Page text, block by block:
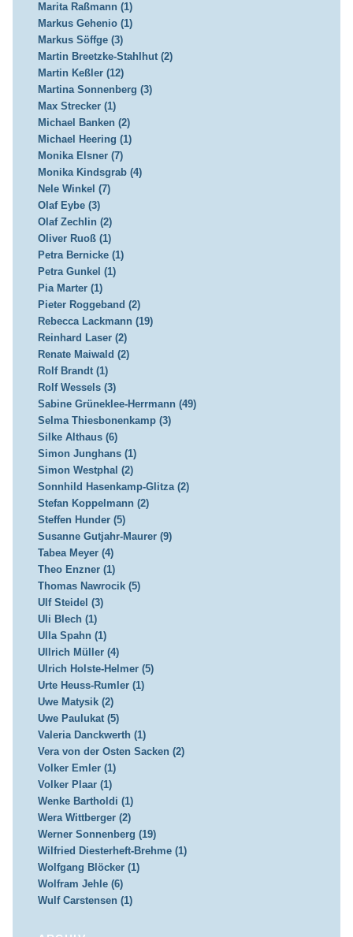
Marita Raßmann (1)
Markus Gehenio (1)
Markus Söffge (3)
Martin Breetzke-Stahlhut (2)
Martin Keßler (12)
Martina Sonnenberg (3)
Max Strecker (1)
Michael Banken (2)
Michael Heering (1)
Monika Elsner (7)
Monika Kindsgrab (4)
Nele Winkel (7)
Olaf Eybe (3)
Olaf Zechlin (2)
Oliver Ruoß (1)
Petra Bernicke (1)
Petra Gunkel (1)
Pia Marter (1)
Pieter Roggeband (2)
Rebecca Lackmann (19)
Reinhard Laser (2)
Renate Maiwald (2)
Rolf Brandt (1)
Rolf Wessels (3)
Sabine Grüneklee-Herrmann (49)
Selma Thiesbonenkamp (3)
Silke Althaus (6)
Simon Junghans (1)
Simon Westphal (2)
Sonnhild Hasenkamp-Glitza (2)
Stefan Koppelmann (2)
Steffen Hunder (5)
Susanne Gutjahr-Maurer (9)
Tabea Meyer (4)
Theo Enzner (1)
Thomas Nawrocik (5)
Ulf Steidel (3)
Uli Blech (1)
Ulla Spahn (1)
Ullrich Müller (4)
Ulrich Holste-Helmer (5)
Urte Heuss-Rumler (1)
Uwe Matysik (2)
Uwe Paulukat (5)
Valeria Danckwerth (1)
Vera von der Osten Sacken (2)
Volker Emler (1)
Volker Plaar (1)
Wenke Bartholdi (1)
Wera Wittberger (2)
Werner Sonnenberg (19)
Wilfried Diesterheft-Brehme (1)
Wolfgang Blöcker (1)
Wolfram Jehle (6)
Wulf Carstensen (1)